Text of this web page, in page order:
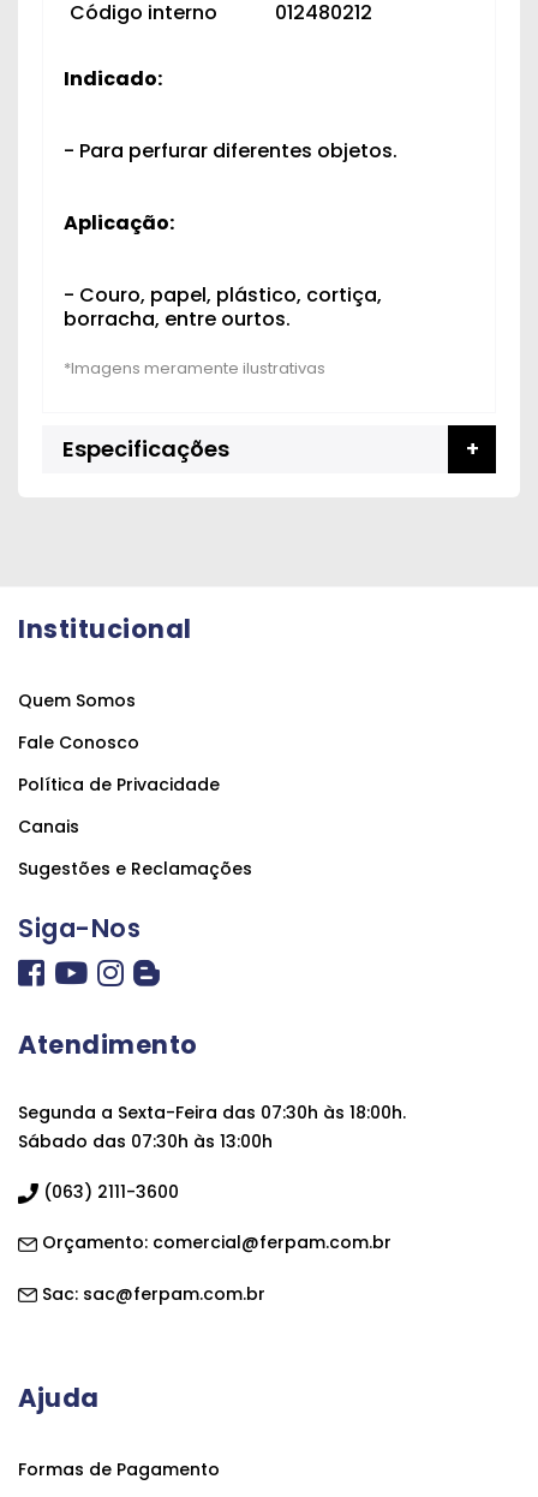
Código interno 012480212
Indicado:
- Para perfurar diferentes objetos.
Aplicação:
- Couro, papel, plástico, cortiça,
borracha, entre ourtos.
Especificações
Institucional
Quem Somos
Fale Conosco
Política de Privacidade
Canais
Sugestões e Reclamações
Siga-Nos
Atendimento
Segunda a Sexta-Feira das 07:30h às 18:00h.
Sábado das 07:30h às 13:00h
(063) 2111-3600
Orçamento: comercial@ferpam.com.br
Sac: sac@ferpam.com.br
Ajuda
Formas de Pagamento